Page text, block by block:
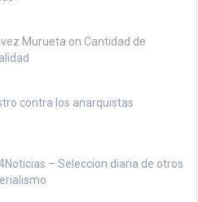
Murueta on Cantidad de
contra los anarquistas
– Seleccion diaria de otros